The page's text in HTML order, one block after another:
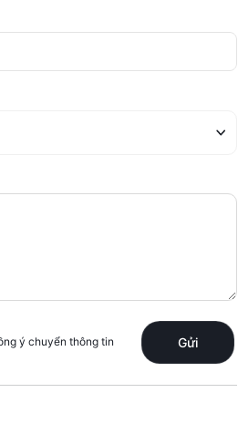
ý chuyển thông tin Gửi